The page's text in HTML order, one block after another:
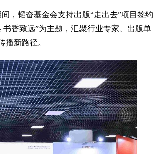
韬奋基金会支持出版“走出去”项目签约
香致远”为主题，汇聚行业专家、出版单
新路径。